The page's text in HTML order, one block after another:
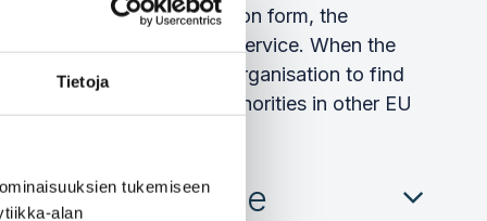
Tietoja
tukemiseen
alan
form. On the connection form, the
how it intends to use the service. When the
it will work with your organisation to find
from the registers of authorities in other EU
service on the